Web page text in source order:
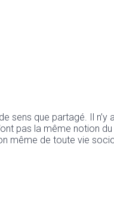
sens que partagé. Il n’y
pas la même notion
même de toute vie